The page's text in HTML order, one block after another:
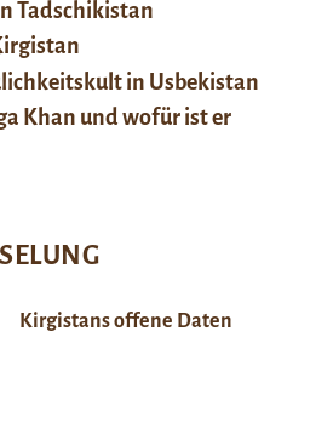
Tadschikistan
in Usbekistan
Khan und wofür ist er
Kirgistans offene Daten